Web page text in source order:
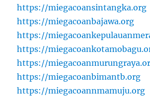
https://miegacoansintangka.org
https://miegacoanbajawa.org
https://
https://
https://
https://miegacoanbimantb.org
https://miegacoannmamuju.org